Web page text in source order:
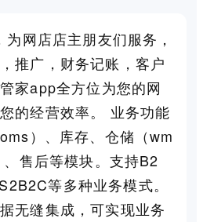
网店店主朋友们服务，
推广，财务记账，客户
家app全方位为您的网
的经营效率。 业务功能
）、库存、仓储（wm
售后等模块。支持B2
等多种业务模式。
无缝集成，可实现业务